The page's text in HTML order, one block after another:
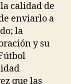
calidad de
enviarlo a
la
y su
que las